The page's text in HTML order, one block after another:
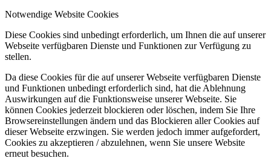
Notwendige Website Cookies
Diese Cookies sind unbedingt erforderlich, um Ihnen die auf unserer
Webseite verfügbaren Dienste und Funktionen zur Verfügung zu
stellen.
Da diese Cookies für die auf unserer Webseite verfügbaren Dienste
und Funktionen unbedingt erforderlich sind, hat die Ablehnung
Auswirkungen auf die Funktionsweise unserer Webseite. Sie
können Cookies jederzeit blockieren oder löschen, indem Sie Ihre
Browsereinstellungen ändern und das Blockieren aller Cookies auf
dieser Webseite erzwingen. Sie werden jedoch immer aufgefordert,
Cookies zu akzeptieren / abzulehnen, wenn Sie unsere Website
erneut besuchen.